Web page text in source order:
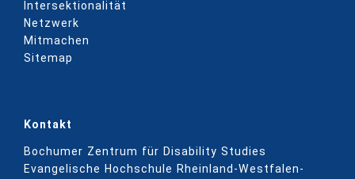
Intersektionalität
Netzwerk
Mitmachen
Sitemap
Kontakt
Bochumer Zentrum für Disability Studies
Evangelische Hochschule Rheinland-Westfalen-